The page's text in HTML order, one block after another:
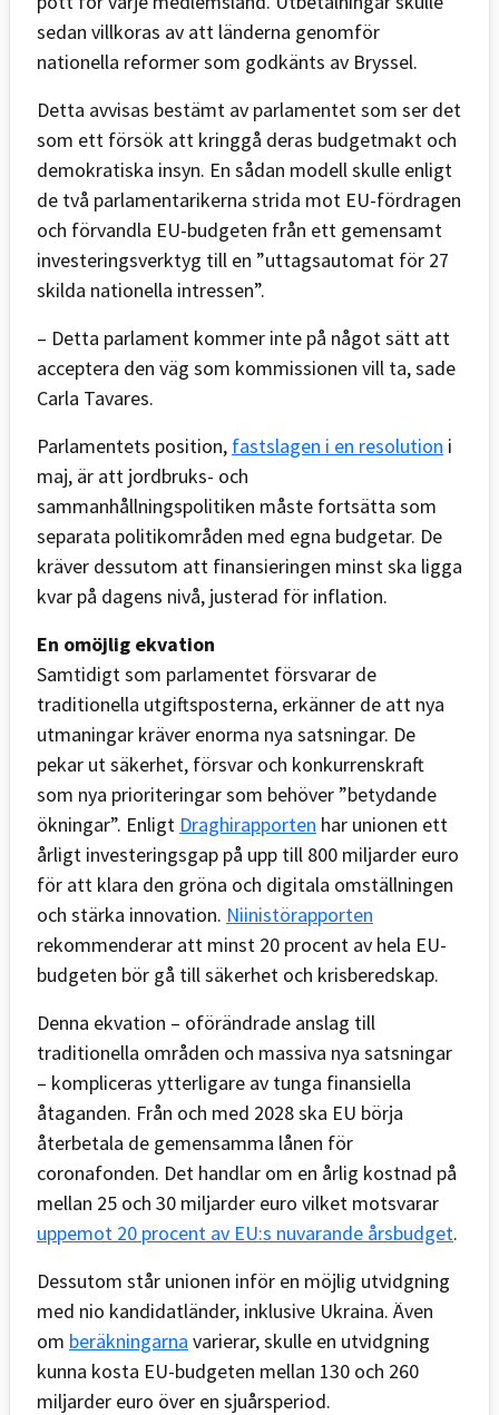
sedan villkoras av att länderna genomför
nationella reformer som godkänts av Bryssel.
Detta avvisas bestämt av parlamentet som ser det
som ett försök att kringgå deras budgetmakt och
demokratiska insyn. En sådan modell skulle enligt
de två parlamentarikerna strida mot EU-fördragen
och förvandla EU-budgeten från ett gemensamt
investeringsverktyg till en ”uttagsautomat för 27
skilda nationella intressen”.
– Detta parlament kommer inte på något sätt att
acceptera den väg som kommissionen vill ta, sade
Carla Tavares.
Parlamentets position, fastslagen i en resolution i
maj, är att jordbruks- och
sammanhållningspolitiken måste fortsätta som
separata politikområden med egna budgetar. De
kräver dessutom att finansieringen minst ska ligga
kvar på dagens nivå, justerad för inflation.
En omöjlig ekvation
Samtidigt som parlamentet försvarar de
traditionella utgiftsposterna, erkänner de att nya
utmaningar kräver enorma nya satsningar. De
pekar ut säkerhet, försvar och konkurrenskraft
som nya prioriteringar som behöver ”betydande
ökningar”. Enligt Draghirapporten har unionen ett
årligt investeringsgap på upp till 800 miljarder euro
för att klara den gröna och digitala omställningen
och stärka innovation. Niinistörapporten
rekommenderar att minst 20 procent av hela EU-
budgeten bör gå till säkerhet och krisberedskap.
Denna ekvation – oförändrade anslag till
traditionella områden och massiva nya satsningar
– kompliceras ytterligare av tunga finansiella
åtaganden. Från och med 2028 ska EU börja
återbetala de gemensamma lånen för
coronafonden. Det handlar om en årlig kostnad på
mellan 25 och 30 miljarder euro vilket motsvarar
uppemot 20 procent av EU:s nuvarande årsbudget.
Dessutom står unionen inför en möjlig utvidgning
med nio kandidatländer, inklusive Ukraina. Även
om beräkningarna varierar, skulle en utvidgning
kunna kosta EU-budgeten mellan 130 och 260
miljarder euro över en sjuårsperiod.